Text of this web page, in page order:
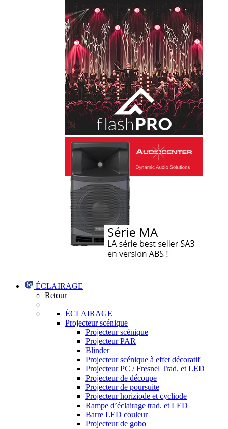
ÉCLAIRAGE
Retour
ÉCLAIRAGE
Projecteur scénique
Projecteur scénique
Projecteur PAR
Blinder
Projecteur scénique à effet décoratif
Projecteur PC / Fresnel Trad. et LED
Projecteur de découpe
Projecteur de poursuite
Projecteur horiziode et cycliode
Rampe d’éclairage trad. et LED
Barre LED couleur
Projecteur de gobo